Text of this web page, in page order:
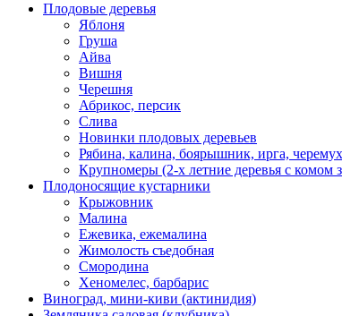
Плодовые деревья
Яблоня
Груша
Айва
Вишня
Черешня
Абрикос, персик
Слива
Новинки плодовых деревьев
Рябина, калина, боярышник, ирга,
Крупномеры (2-х летние деревья с комом
Плодоносящие кустарники
Крыжовник
Малина
Ежевика, ежемалина
Жимолость съедобная
Смородина
Хеномелес, барбарис
Виноград, мини-киви (актинидия)